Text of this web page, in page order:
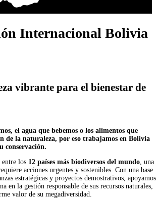
Internacional Bolivia
vibrante para el bienestar de
el agua que bebemos o los alimentos que
de la naturaleza, por eso trabajamos en Bolivia
conservación.
entre los 12 países más biodiversos del mundo, una
acciones urgentes y sostenibles. Con una base
estratégicas y proyectos demostrativos, apoyamos
en la gestión responsable de sus recursos naturales,
valor de su megadiversidad.